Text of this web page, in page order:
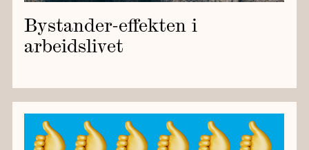
Bystander-effekten i
arbeidslivet